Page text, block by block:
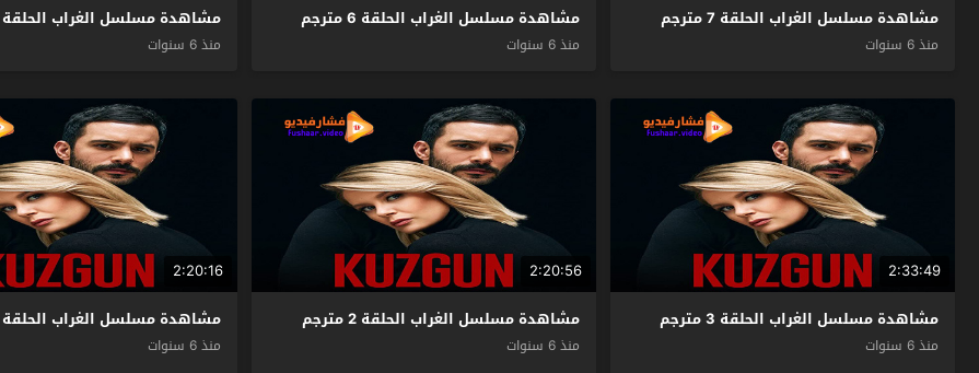
مشاهدة مسلسل الغراب الحلقة 7 مترجم
منذ 6 سنوات
مشاهدة مسلسل الغراب الحلقة 6 مترجم
منذ 6 سنوات
مشاهدة مسلسل الغراب الحلقة 5
منذ 6 سنوات
2:33:49
مشاهدة مسلسل الغراب الحلقة 3 مترجم
منذ 6 سنوات
2:20:56
مشاهدة مسلسل الغراب الحلقة 2 مترجم
منذ 6 سنوات
2:20:16
مشاهدة مسلسل الغراب الحلقة 1 مترجم
منذ 6 سنوات